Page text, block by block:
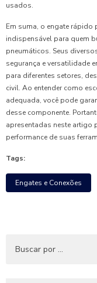
usados.
Em suma, o engate
indispensável para quem
pneumáticos. Seus
segurança e versatilidade
para diferentes setores,
civil. Ao entender como
adequada, você pode
desse componente.
apresentadas neste artigo
performance de suas
Tags:
Engates e Conexões